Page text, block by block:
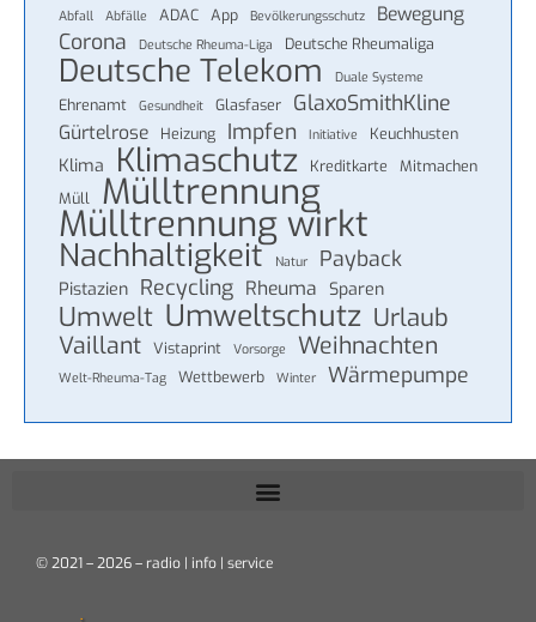
Abfall Abfälle ADAC App Bevölkerungsschutz Bewegung
Corona Deutsche Rheuma-Liga Deutsche Rheumaliga
Deutsche Telekom Duale Systeme
Ehrenamt Gesundheit Glasfaser GlaxoSmithKline
Gürtelrose Heizung Impfen Initiative Keuchhusten
Klima Klimaschutz Kreditkarte
Mitmachen
Müll
Mülltrennung
Mülltrennung wirkt
Nachhaltigkeit Natur Payback
Pistazien Recycling Rheuma Sparen
Umwelt Umweltschutz Urlaub
Vaillant Vistaprint Vorsorge Weihnachten
Welt-Rheuma-Tag Wettbewerb Winter Wärmepumpe
© 2021 – 2026 – radio | info | service